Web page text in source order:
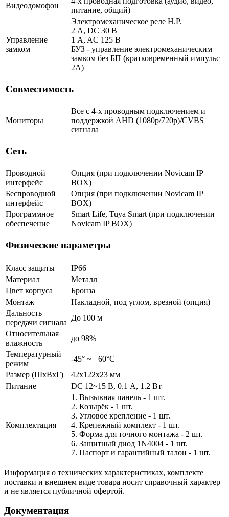
Видеодомофон
питание, общий)
Управление
замком
Электромеханическое реле Н.Р.
2 A, DC 30 В
1 A, AC 125 В
БУЗ - управление электромеханическим
замком без БП (кратковременный импульс
2A)
Совместимость
Мониторы
Все с 4-х проводным подключением и
поддержкой AHD (1080p/720p)/CVBS
сигнала
Сеть
Проводной
интерфейс
Опция (при подключении Novicam IP
BOX)
Беспроводной
интерфейс
Опция (при подключении Novicam IP
BOX)
Программное
обеспечение
Smart Life, Tuya Smart (при подключении
Novicam IP BOX)
Физические параметры
Класс защиты
IP66
Материал
Металл
Цвет корпуса
Бронза
Монтаж
Накладной, под углом, врезной (опция)
Дальность
передачи сигнала
До 100 м
Относительная
влажность
до 98%
Температурный
режим
-45° ~ +60°С
Размер (ШxВxГ)
42x122x23 мм
Питание
DC 12~15 В, 0.1 А, 1.2 Вт
Комплектация
1. Вызывная панель - 1 шт.
2. Козырёк - 1 шт.
3. Угловое крепление - 1 шт.
4. Крепежный комплект - 1 шт.
5. Форма для точного монтажа - 2 шт.
6. Защитный диод 1N4004 - 1 шт.
7. Паспорт и гарантийный талон - 1 шт.
Информация о технических характеристиках, комплекте
поставки и внешнем виде товара носит справочный характер
и не является публичной офертой.
Документация